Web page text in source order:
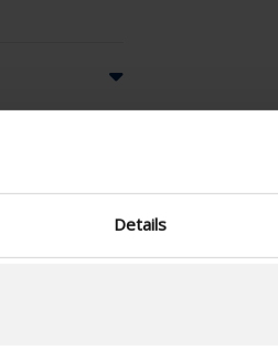
Details